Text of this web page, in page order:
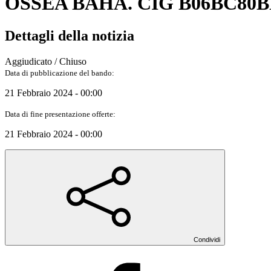
Dettagli della notizia
Aggiudicato / Chiuso
Data di pubblicazione del bando:
21 Febbraio 2024 - 00:00
Data di fine presentazione offerte:
21 Febbraio 2024 - 00:00
Condividi